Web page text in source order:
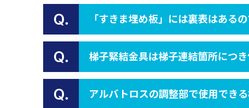
Q. 「すきま埋め板」には裏表はある
Q. 梯子緊結金具は梯子連結箇所につ
Q. アルバトロスの調整部で使用でき